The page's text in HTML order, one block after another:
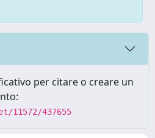
per citare o creare un
11572/437655